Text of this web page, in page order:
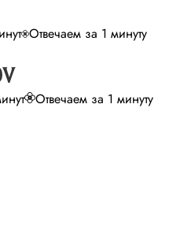
Отвечаем за 1 минуту
Отвечаем за 1 минуту